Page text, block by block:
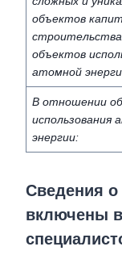
объектов
объектов
атомной
В отношении
использования
энергии:
Сведения о
включены